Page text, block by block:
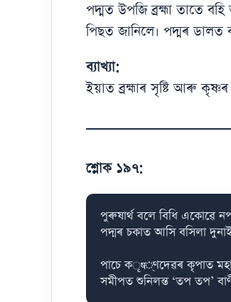
পদ্মত উপজি ব্ৰহ্মা তাতে
পিছত জানিলে। পদ্মৰ ডালত
ব্যাখ্যা:
ইয়াত ব্ৰহ্মাৰ সৃষ্টি আৰু
শ্লোক ১৯৭:
পুৰুষাৰ্থ বলে বিধি একোৱে
পদ্মৰ চকাত আসি বসিলা
পাচে কृष্ণদেৱৰ কৃপাত
সমীপত শুনিলন্ত ‘তপ তপ’